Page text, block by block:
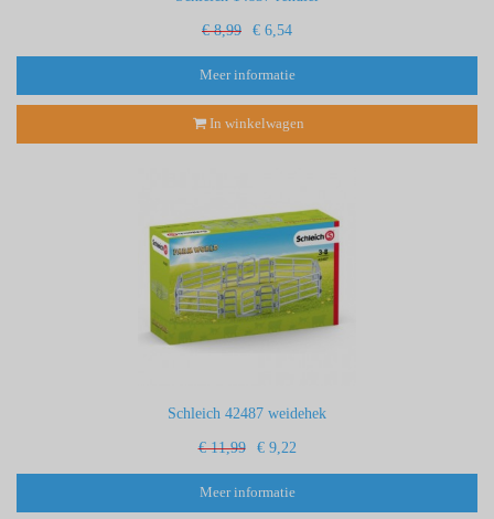
€ 8,99 € 6,54
Meer informatie
In winkelwagen
Schleich 42487 weidehek
€ 11,99 € 9,22
Meer informatie